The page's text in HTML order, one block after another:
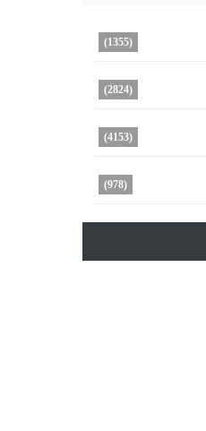
(1355)
(2824)
(4153)
(978)